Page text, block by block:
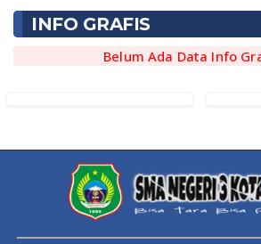
INFO GRAFIS
Belum Ada Data Info